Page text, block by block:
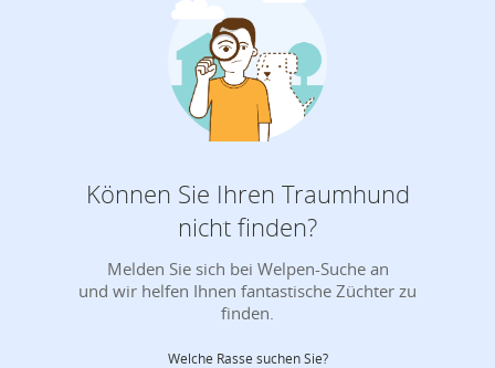
Können Sie Ihren Traumhund
nicht finden?
Melden Sie sich bei Welpen-Suche an
und wir helfen Ihnen fantastische Züchter zu
finden.
Welche Rasse suchen Sie?